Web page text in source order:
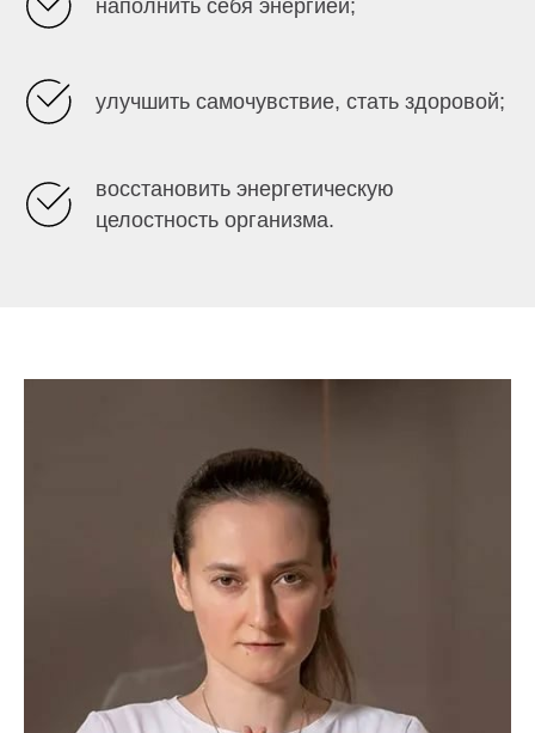
наполнить себя энергией;
улучшить самочувствие, стать здоровой;
восстановить энергетическую
целостность организма.